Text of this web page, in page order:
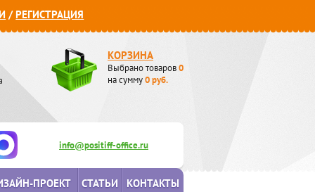
/РЕГИСТРАЦИЯ
КОРЗИНА
Выбрано товаров0
на сумму0руб.
info@positiff-office.ru
ПРОЕКТ СТАТЬИ КОНТАКТЫ